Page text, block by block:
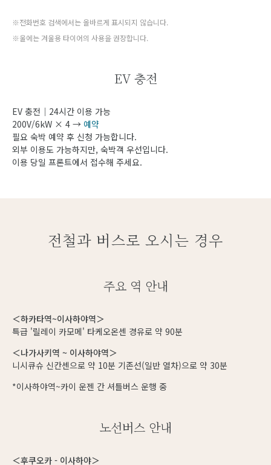
※전화번호 검색에서는 올바르게 표시되지 않습니다.
※울에는 겨울용 타이어의 사용을 권장합니다.
EV 충전
EV 충전｜24시간 이용 가능
200V/6kW × 4 → 예약
필요 숙박 예약 후 신청 가능합니다.
외부 이용도 가능하지만, 숙박객 우선입니다.
이용 당일 프론트에서 접수해 주세요.
전철과 버스로 오시는 경우
주요 역 안내
＜하카타역~이사하야역＞
특급 '릴레이 카모메' 타케오온센 경유로 약 90분
＜나가사키역 ~ 이사하야역＞
니시큐슈 신칸센으로 약 10분 기존선(일반 열차)으로 약 30분
*이사하야역~카이 운젠 간 셔틀버스 운행 중
노선버스 안내
＜후쿠오카 - 이사하야＞